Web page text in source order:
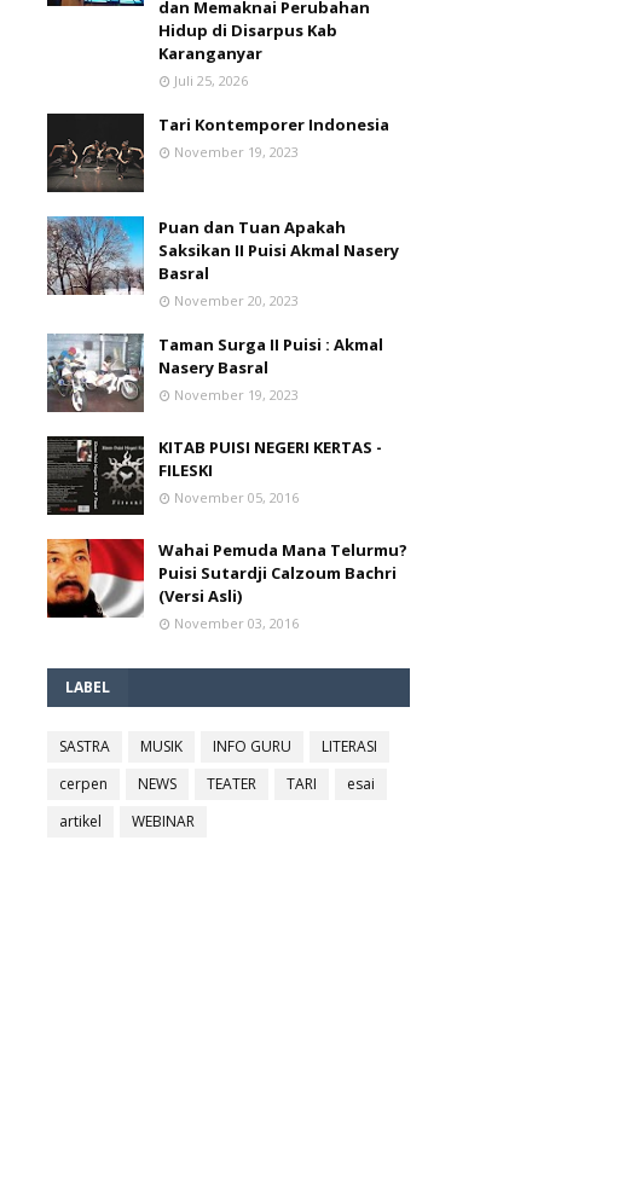
dan Memaknai Perubahan
Hidup di Disarpus Kab
Karanganyar
Juli 25, 2026
Tari Kontemporer Indonesia
November 19, 2023
Puan dan Tuan Apakah
Saksikan II Puisi Akmal Nasery
Basral
November 20, 2023
Taman Surga II Puisi : Akmal
Nasery Basral
November 19, 2023
KITAB PUISI NEGERI KERTAS -
FILESKI
November 05, 2016
Wahai Pemuda Mana Telurmu?
Puisi Sutardji Calzoum Bachri
(Versi Asli)
November 03, 2016
LABEL
SASTRA MUSIK INFO GURU
LITERASI
cerpen
NEWS TEATER TARI
esai
artikel
WEBINAR